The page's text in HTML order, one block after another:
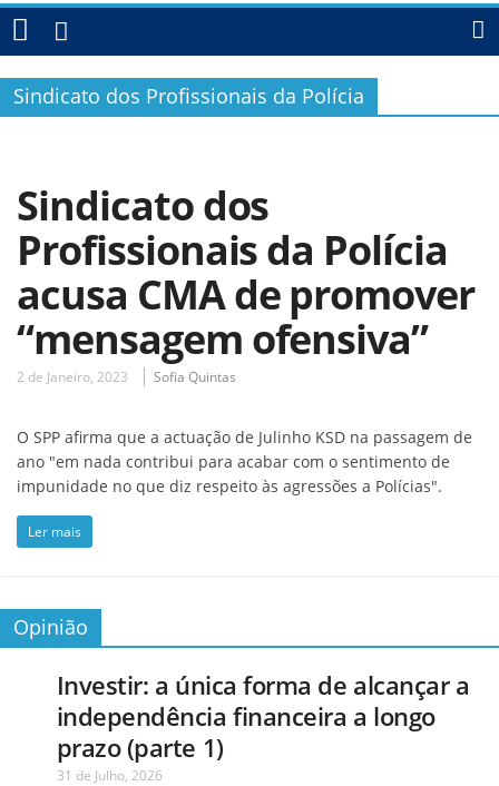
Sindicato dos Profissionais da Polícia
Sindicato dos
Profissionais da Polícia
acusa CMA de promover
“mensagem ofensiva”
2 de Janeiro, 2023 Sofia Quintas
O SPP afirma que a actuação de Julinho KSD na passagem de
ano "em nada contribui para acabar com o sentimento de
impunidade no que diz respeito às agressões a Polícias".
Ler mais
Opinião
Investir: a única forma de alcançar a
independência financeira a longo
prazo (parte 1)
31 de Julho, 2026